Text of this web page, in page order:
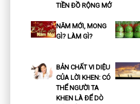
TIỀN ĐỒ RỘNG MỞ
NĂM MỚI, MONG
GÌ? LÀM GÌ?
BẢN CHẤT VI DIỆU
CỦA LỜI KHEN: CÓ
THỂ NGƯỜI TA
KHEN LÀ ĐỂ DÒ